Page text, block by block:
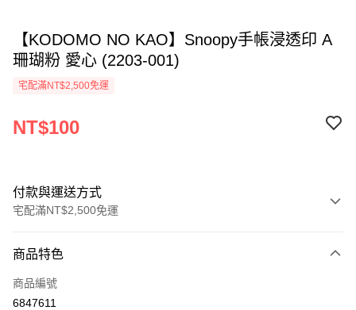
【KODOMO NO KAO】Snoopy手帳浸透印 A
珊瑚粉 愛心 (2203-001)
宅配滿NT$2,500免運
NT$100
付款與運送方式
宅配滿NT$2,500免運
信用卡一次付款
Apple Pay
商品特色
商品編號
6847611